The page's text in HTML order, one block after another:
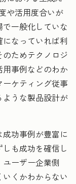
や活用度合いが
一般化していな
なっていれば利
ためテクノロジ
事例などのわか
ーケティング従事
うな製品設計が
功事例が豊富に
も成功を確信し
ーザー企業側
くかわからない